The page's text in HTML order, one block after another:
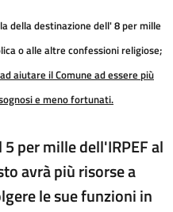
della destinazione dell' 8 per mille
o alle altre confessioni religiose;
aiutare il Comune ad essere più
e meno fortunati.
per mille dell'IRPEF al
avrà più risorse a
le sue funzioni in